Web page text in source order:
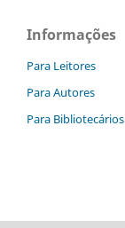
Informações
Para Leitores
Para Autores
Para Bibliotecários